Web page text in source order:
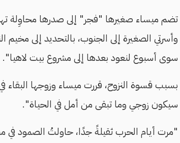
تضم ميساء صغيرها "فجر" إلى صدرها محاوِلة
وأسرتي الصغيرة إلى الجنوب، بالتحديد إلى
سوى أسبوع لنعود بعدها إلى مشروع بيت لاهيا".
بسبب قسوة النزوح، قررت ميساء وزوجها البقاء
سيكون زوجي وما تبقى من أمل في الحياة".
"مرت أيام الحرب ثقيلةً جدًا، حاولتُ الصمود في